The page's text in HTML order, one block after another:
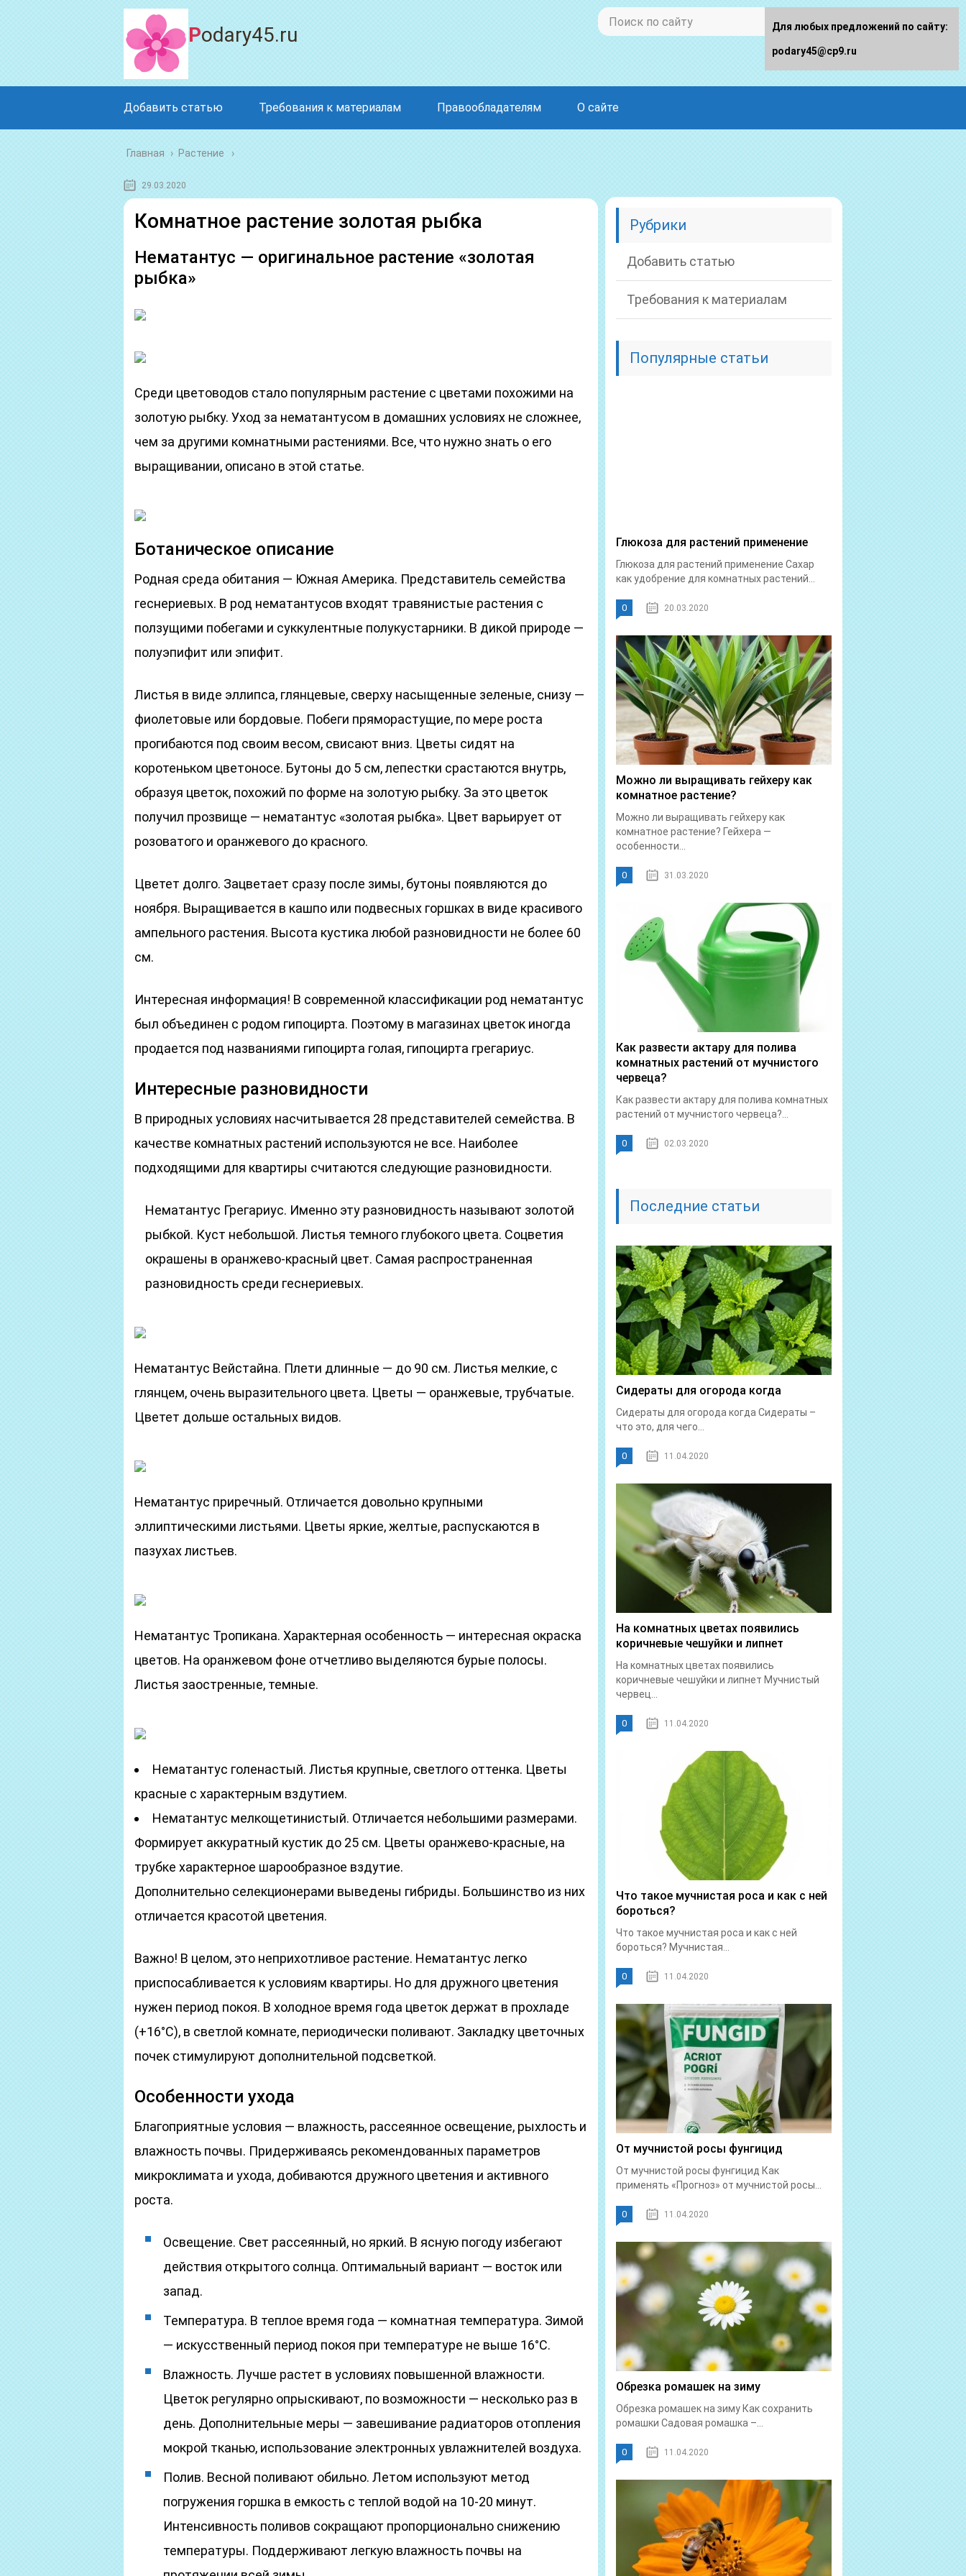
Podary45.ru
Добавить статью Требования к материалам Правообладателям О сайте
Главная › Растение
29.03.2020
Комнатное растение золотая рыбка
Нематантус — оригинальное растение «золотая
рыбка»
Среди цветоводов стало популярным растение с цветами похожими на
золотую рыбку. Уход за нематантусом в домашних условиях не сложнее,
чем за другими комнатными растениями. Все, что нужно знать о его
выращивании, описано в этой статье.
Ботаническое описание
Родная среда обитания — Южная Америка. Представитель семейства
геснериевых. В род нематантусов входят травянистые растения с
ползущими побегами и суккулентные полукустарники. В дикой природе —
полуэпифит или эпифит.
Листья в виде эллипса, глянцевые, сверху насыщенные зеленые, снизу —
фиолетовые или бордовые. Побеги пряморастущие, по мере роста
прогибаются под своим весом, свисают вниз. Цветы сидят на
коротеньком цветоносе. Бутоны до 5 см, лепестки срастаются внутрь,
образуя цветок, похожий по форме на золотую рыбку. За это цветок
получил прозвище — нематантус «золотая рыбка». Цвет варьирует от
розоватого и оранжевого до красного.
Цветет долго. Зацветает сразу после зимы, бутоны появляются до
ноября. Выращивается в кашпо или подвесных горшках в виде красивого
ампельного растения. Высота кустика любой разновидности не более 60
см.
Интересная информация! В современной классификации род нематантус
был объединен с родом гипоцирта. Поэтому в магазинах цветок иногда
продается под названиями гипоцирта голая, гипоцирта грегариус.
Интересные разновидности
В природных условиях насчитывается 28 представителей семейства. В
качестве комнатных растений используются не все. Наиболее
подходящими для квартиры считаются следующие разновидности.
Нематантус Грегариус. Именно эту разновидность называют золотой
рыбкой. Куст небольшой. Листья темного глубокого цвета. Соцветия
окрашены в оранжево-красный цвет. Самая распространенная
разновидность среди геснериевых.
Нематантус Вейстайна. Плети длинные — до 90 см. Листья мелкие, с
глянцем, очень выразительного цвета. Цветы — оранжевые, трубчатые.
Цветет дольше остальных видов.
Нематантус приречный. Отличается довольно крупными
эллиптическими листьями. Цветы яркие, желтые, распускаются в
пазухах листьев.
Нематантус Тропикана. Характерная особенность — интересная окраска
цветов. На оранжевом фоне отчетливо выделяются бурые полосы.
Листья заостренные, темные.
Нематантус голенастый. Листья крупные, светлого оттенка. Цветы
красные с характерным вздутием.
Нематантус мелкощетинистый. Отличается небольшими размерами.
Формирует аккуратный кустик до 25 см. Цветы оранжево-красные, на
трубке характерное шарообразное вздутие.
Дополнительно селекционерами выведены гибриды. Большинство из них
отличается красотой цветения.
Важно! В целом, это неприхотливое растение. Нематантус легко
приспосабливается к условиям квартиры. Но для дружного цветения
нужен период покоя. В холодное время года цветок держат в прохладе
(+16°C), в светлой комнате, периодически поливают. Закладку цветочных
почек стимулируют дополнительной подсветкой.
Особенности ухода
Благоприятные условия — влажность, рассеянное освещение, рыхлость и
влажность почвы. Придерживаясь рекомендованных параметров
микроклимата и ухода, добиваются дружного цветения и активного
роста.
Освещение. Свет рассеянный, но яркий. В ясную погоду избегают
действия открытого солнца. Оптимальный вариант — восток или
запад.
Температура. В теплое время года — комнатная температура. Зимой
— искусственный период покоя при температуре не выше 16°C.
Влажность. Лучше растет в условиях повышенной влажности.
Цветок регулярно опрыскивают, по возможности — несколько раз в
день. Дополнительные меры — завешивание радиаторов отопления
мокрой тканью, использование электронных увлажнителей воздуха.
Полив. Весной поливают обильно. Летом используют метод
погружения горшка в емкость с теплой водой на 10-20 минут.
Интенсивность поливов сокращают пропорционально снижению
температуры. Поддерживают легкую влажность почвы на
Рубрики
Добавить статью
Требования к материалам
Популярные статьи
Глюкоза для растений применение
Глюкоза для растений применение Сахар
как удобрение для комнатных растений...
0 20.03.2020
Можно ли выращивать гейхеру как
комнатное растение?
Можно ли выращивать гейхеру как
комнатное растение? Гейхера —
особенности...
0 31.03.2020
Как развести актару для полива
комнатных растений от мучнистого
червеца?
Как развести актару для полива комнатных
растений от мучнистого червеца?...
0 02.03.2020
Последние статьи
Сидераты для огорода когда
Сидераты для огорода когда Сидераты –
что это, для чего...
0 11.04.2020
На комнатных цветах появились
коричневые чешуйки и липнет
На комнатных цветах появились
коричневые чешуйки и липнет Мучнистый
червец...
0 11.04.2020
Что такое мучнистая роса и как с ней
бороться?
Что такое мучнистая роса и как с ней
бороться? Мучнистая...
0 11.04.2020
От мучнистой росы фунгицид
От мучнистой росы фунгицид Как
применять «Прогноз» от мучнистой росы...
0 11.04.2020
Обрезка ромашек на зиму
Обрезка ромашек на зиму Как сохранить
ромашки Садовая ромашка –...
0 11.04.2020
Для любых предложений по сайту:
podary45@cp9.ru